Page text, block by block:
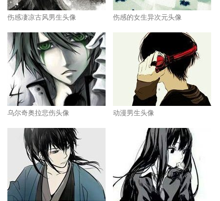
伤感凄凉古风男生头像 伤感的女生异次元头像
乌尔奇奥拉悲伤头像 动漫男生头像